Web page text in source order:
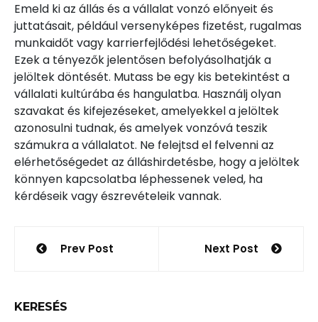
Emeld ki az állás és a vállalat vonzó előnyeit és
juttatásait, például versenyképes fizetést, rugalmas
munkaidőt vagy karrierfejlődési lehetőségeket.
Ezek a tényezők jelentősen befolyásolhatják a
jelöltek döntését. Mutass be egy kis betekintést a
vállalati kultúrába és hangulatba. Használj olyan
szavakat és kifejezéseket, amelyekkel a jelöltek
azonosulni tudnak, és amelyek vonzóvá teszik
számukra a vállalatot. Ne felejtsd el felvenni az
elérhetőségedet az álláshirdetésbe, hogy a jelöltek
könnyen kapcsolatba léphessenek veled, ha
kérdéseik vagy észrevételeik vannak.
Bejegyzés
Prev Post Next Post
KERESÉS